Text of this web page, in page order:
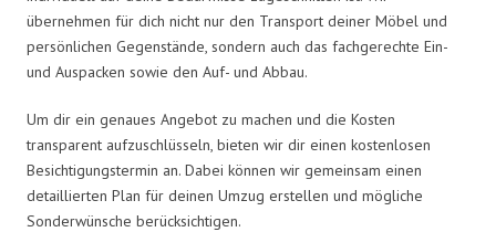
übernehmen für dich nicht nur den Transport deiner Möbel und
persönlichen Gegenstände, sondern auch das fachgerechte Ein-
und Auspacken sowie den Auf- und Abbau.
Um dir ein genaues Angebot zu machen und die Kosten
transparent aufzuschlüsseln, bieten wir dir einen kostenlosen
Besichtigungstermin an. Dabei können wir gemeinsam einen
detaillierten Plan für deinen Umzug erstellen und mögliche
Sonderwünsche berücksichtigen.